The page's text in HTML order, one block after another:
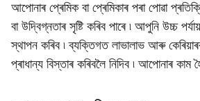
আপোনাৰ প্ৰেমিক বা প্ৰেমিকাৰ পৰা পোৱা
বা উদ্বিগ্নতাৰ সৃষ্টি কৰিব পাৰে ৷ আপুনি উচ্চ
স্থাপন কৰিব ৷ ব্যক্তিগত লাভালাভ আৰু
প্ৰাধান্য বিস্তাৰ কৰিবলৈ নিদিব ৷ আপোনাৰ কাম